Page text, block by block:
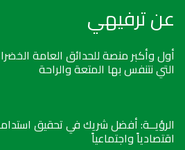
عن ترفيهي
أول وأكبر منصة للحدائق العامة
التي نتنفس بها المتعة والراحة
الرؤيــة: أفضل شريك في تحقيق
اقتصادياً واجتماعياً